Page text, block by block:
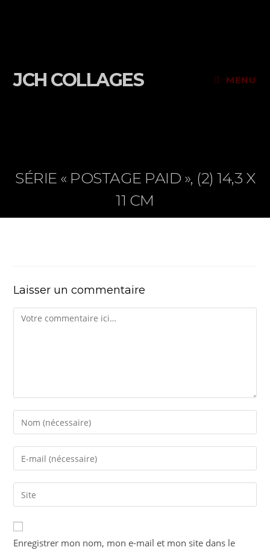
JCH COLLAGES MENU
SÉRIE « POSTAGE PAID », (2) 14,3 X
11 CM
Laisser un commentaire
Enregistrer mon nom, mon e-mail et mon site dans le